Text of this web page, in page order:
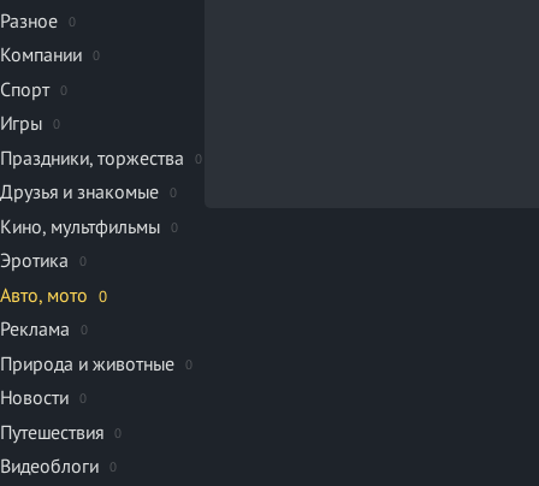
Разное 0
Компании 0
Спорт 0
Игры 0
Праздники, торжества 0
Друзья и знакомые 0
Кино, мультфильмы 0
Эротика 0
Авто, мото 0
Реклама 0
Природа и животные 0
Новости 0
Путешествия 0
Видеоблоги 0